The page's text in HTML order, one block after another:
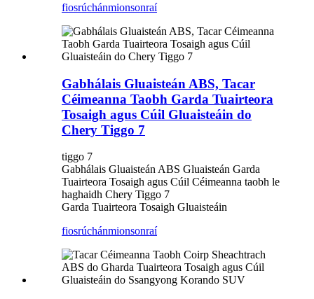
fiosrúchánmionsonraí
Gabhálais Gluaisteán ABS, Tacar
Céimeanna Taobh Garda Tuairteora
Tosaigh agus Cúil Gluaisteáin do
Chery Tiggo 7
tiggo 7
Gabhálais Gluaisteán ABS Gluaisteán Garda
Tuairteora Tosaigh agus Cúil Céimeanna taobh le
haghaidh Chery Tiggo 7
Garda Tuairteora Tosaigh Gluaisteáin
fiosrúchánmionsonraí